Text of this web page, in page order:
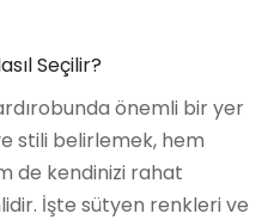
Seçilir?
önemli bir yer
stili belirlemek, hem
de kendinizi rahat
İşte sütyen renkleri ve